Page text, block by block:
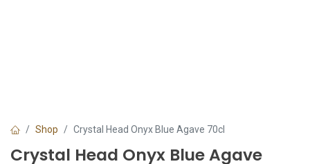
Shop Crystal Head Onyx Blue Agave 70cl
Crystal Head Onyx Blue Agave